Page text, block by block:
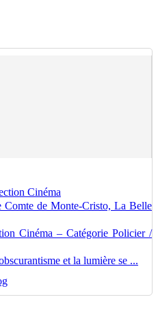
Cinéma
de Monte-Cristo, La Belle
Cinéma – Catégorie Policier /
et la lumière se ...